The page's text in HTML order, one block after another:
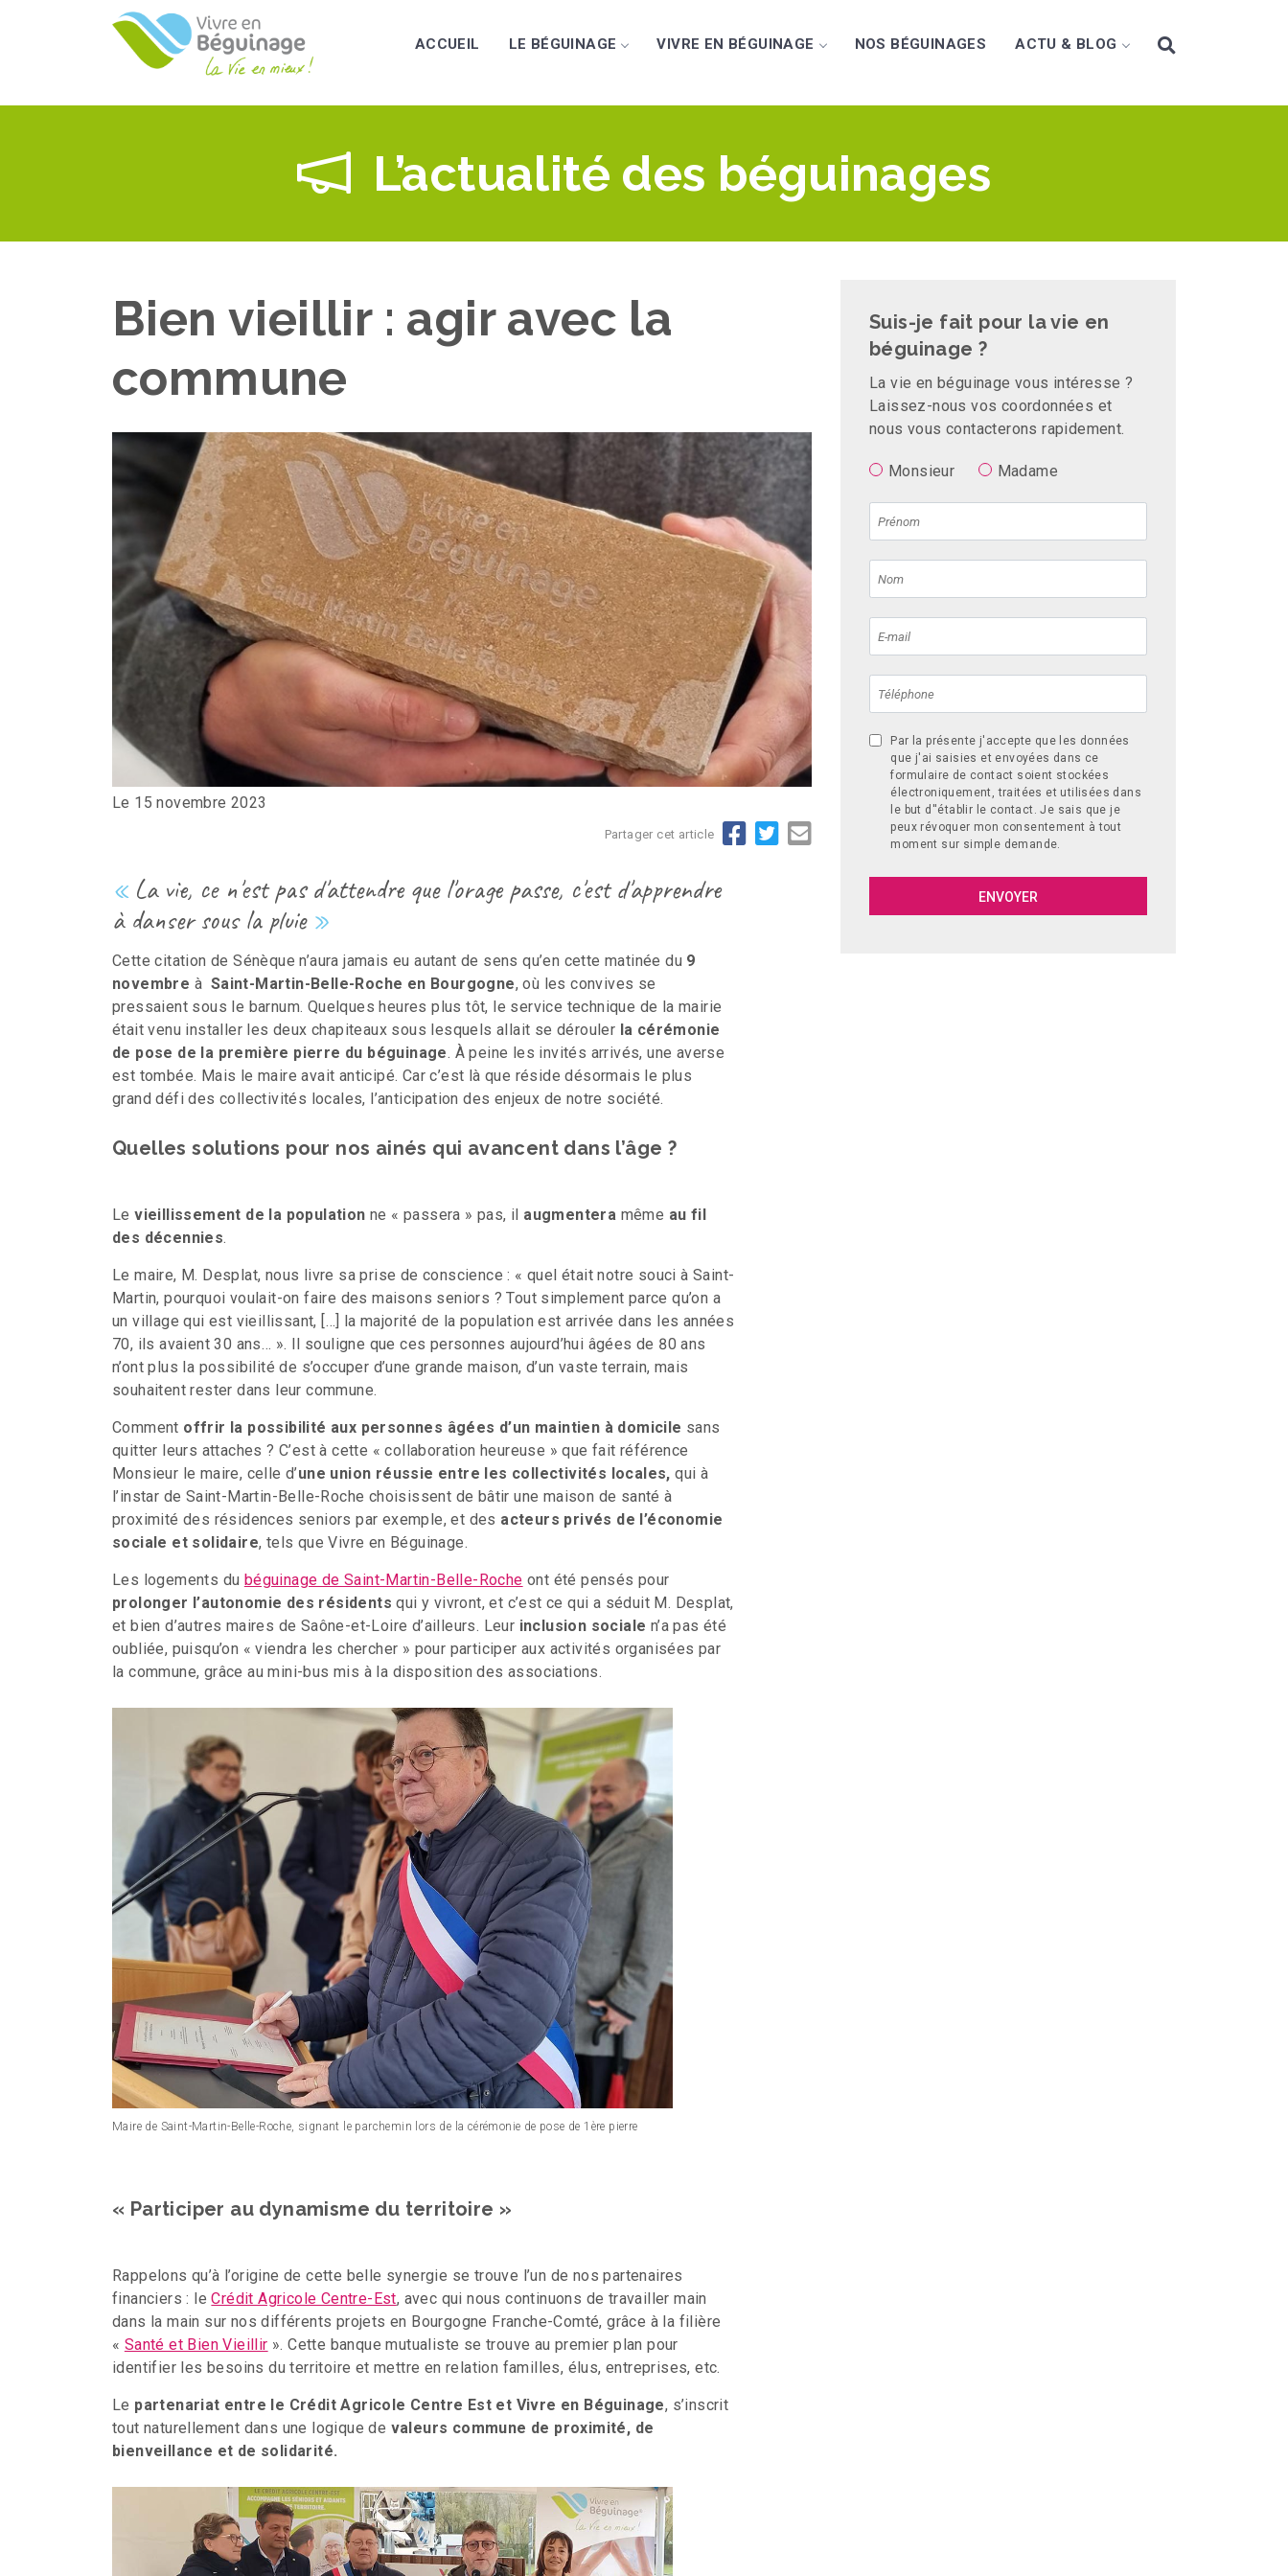
ACCUEIL LE BÉGUINAGE VIVRE EN BÉGUINAGE NOS BÉGUINAGES ACTU & BLOG
L’actualité des béguinages
Bien vieillir : agir avec la
commune
Le 15 novembre 2023
Partager cet article
La vie, ce n'est pas d'attendre que l'orage passe, c'est d'apprendre
à danser sous la pluie
Cette citation de Sénèque n’aura jamais eu autant de sens qu’en cette matinée du 9
novembre à Saint-Martin-Belle-Roche en Bourgogne, où les convives se
pressaient sous le barnum. Quelques heures plus tôt, le service technique de la mairie
était venu installer les deux chapiteaux sous lesquels allait se dérouler la cérémonie
de pose de la première pierre du béguinage. À peine les invités arrivés, une averse
est tombée. Mais le maire avait anticipé. Car c’est là que réside désormais le plus
grand défi des collectivités locales, l’anticipation des enjeux de notre société.
Quelles solutions pour nos ainés qui avancent dans l’âge ?
Levieillissement de la population ne « passera » pas, il augmentera même au fil
des décennies.
Le maire, M. Desplat, nous livre sa prise de conscience : « quel était notre souci à Saint-
Martin, pourquoi voulait-on faire des maisons seniors ? Tout simplement parce qu’on a
un village qui est vieillissant, […] la majorité de la population est arrivée dans les années
70, ils avaient 30 ans… ». Il souligne que ces personnes aujourd’hui âgées de 80 ans
n’ont plus la possibilité de s’occuper d’une grande maison, d’un vaste terrain, mais
souhaitent rester dans leur commune.
Comment offrir la possibilité aux personnes âgées d’un maintien à domicile sans
quitter leurs attaches ? C’est à cette « collaboration heureuse » que fait référence
Monsieur le maire, celle d’une union réussie entre les collectivités locales, qui à
l’instar de Saint-Martin-Belle-Roche choisissent de bâtir une maison de santé à
proximité des résidences seniors par exemple, et des acteurs privés de l’économie
sociale et solidaire, tels que Vivre en Béguinage.
Les logements du béguinage de Saint-Martin-Belle-Roche ont été pensés pour
prolonger l’autonomie des résidents qui y vivront, et c’est ce qui a séduit M. Desplat,
et bien d’autres maires de Saône-et-Loire d’ailleurs. Leur inclusion sociale n’a pas été
oubliée, puisqu’on « viendra les chercher » pour participer aux activités organisées par
la commune, grâce au mini-bus mis à la disposition des associations.
Maire de Saint-Martin-Belle-Roche, signant le parchemin lors de la cérémonie de pose de 1ère pierre
« Participer au dynamisme du territoire »
Rappelons qu’à l’origine de cette belle synergie se trouve l’un de nos partenaires
financiers : leCrédit Agricole Centre-Est, avec qui nous continuons de travailler main
dans la main sur nos différents projets en Bourgogne Franche-Comté, grâce à la filière
« Santé et Bien Vieillir ». Cette banque mutualiste se trouve au premier plan pour
identifier les besoins du territoire et mettre en relation familles, élus, entreprises, etc.
Le partenariat entre le Crédit Agricole Centre Est et Vivre en Béguinage, s’inscrit
tout naturellement dans une logique de valeurs commune de proximité, de
bienveillance et de solidarité.
Suis-je fait pour la vie en
béguinage ?
La vie en béguinage vous intéresse ?
Laissez-nous vos coordonnées et
nous vous contacterons rapidement.
Monsieur Madame
Par la présente j'accepte que les données
que j'ai saisies et envoyées dans ce
formulaire de contact soient stockées
électroniquement, traitées et utilisées dans
le but d''établir le contact. Je sais que je
peux révoquer mon consentement à tout
moment sur simple demande.